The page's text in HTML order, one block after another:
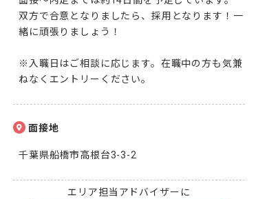
双方で合意となりましたら、採用となります！一
緒に頑張りましょう！
※入職日はご相談に応じます。在職中の方も気兼
ねなくエントリーください。
面接地
千葉県船橋市高根台3-3-2
エリア担当アドバイザーに